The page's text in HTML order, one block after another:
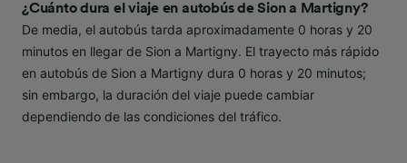
¿Cuánto dura el viaje en autobús de Sion a Martigny?
De media, el autobús tarda aproximadamente 0 horas y 20
minutos en llegar de Sion a Martigny. El trayecto más rápido
en autobús de Sion a Martigny dura 0 horas y 20 minutos;
sin embargo, la duración del viaje puede cambiar
dependiendo de las condiciones del tráfico.
Utilizar datos de localización geográfica
precisa. Analizar activamente las
características del dispositivo para su
identificación. Almacenar la información en un
dispositivo y/o acceder a ella. Publicidad y
contenido personalizados, medición de
publicidad y contenido, investigación de